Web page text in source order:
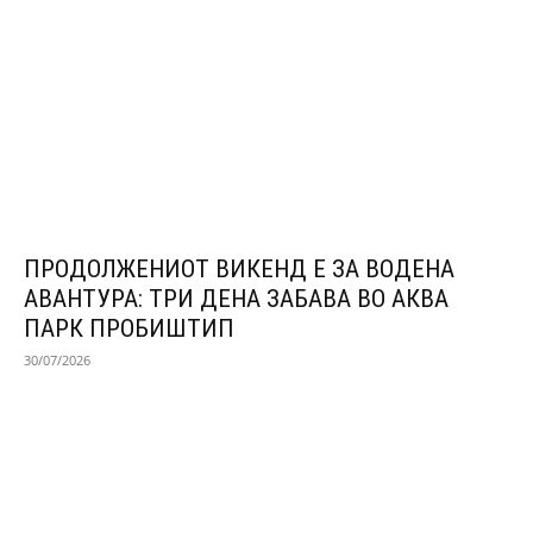
ПРОДОЛЖЕНИОТ ВИКЕНД Е ЗА ВОДЕНА
АВАНТУРА: ТРИ ДЕНА ЗАБАВА ВО АКВА
ПАРК ПРОБИШТИП
30/07/2026